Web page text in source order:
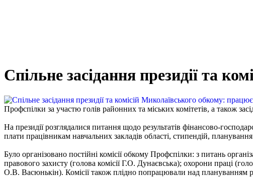
Спільне засідання президії та
Профспілки за участю голів районних та міських комітетів, а також
На президії розглядалися питання щодо результатів фінансово-
плати працівникам навчальних закладів області, стипендій,
Було організовано постійні комісії обкому Профспілки: з питань
правового захисту (голова комісії Г.О. Дунаєвська); охорони праці
О.В. Васюнькін). Комісії також плідно попрацювали над плануванням